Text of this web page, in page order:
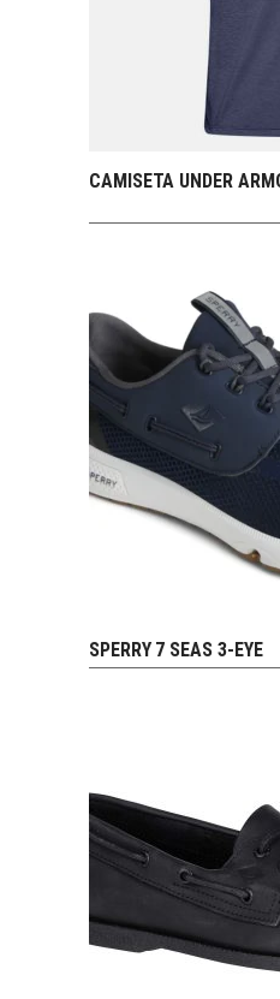
CAMISETA UNDER
SPERRY 7 SEAS 3-EYE